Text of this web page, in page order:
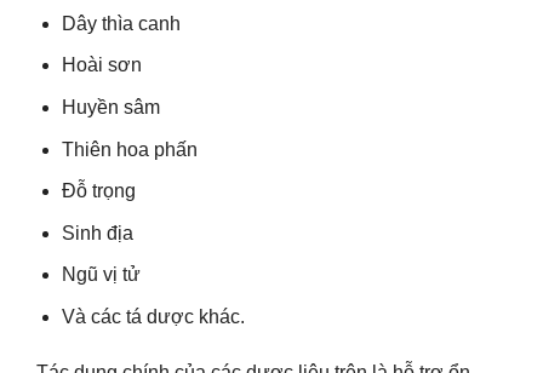
Dây thìa canh
Hoài sơn
Huyền sâm
Thiên hoa phấn
Đỗ trọng
Sinh địa
Ngũ vị tử
Và các tá dược khác.